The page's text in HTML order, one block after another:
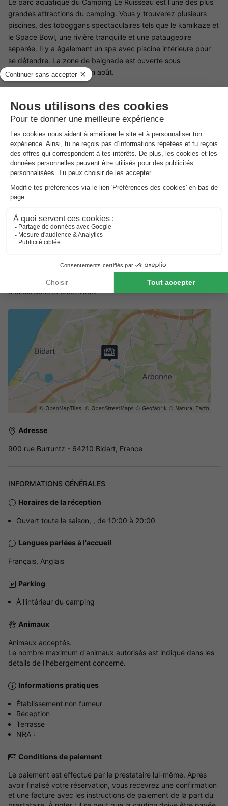
grandes attractions du camping. Vous y trouverez plusieurs
piscines, des toboggans spectaculaires tels que le kamikaze et
le Space Bowl, une rivière tranquille et une pataugeoire
séparée. Il y a également un spa avec piscine intérieure pour
se détendre. La zone de baignade est ouverte sous
surveillance en juillet et en août.
Le camping Le Ruisseau dispose d'un restaurant proposant des
les mois d'été, le bar de la piscine propose des boissons et des
snacks. Il y a aussi un mini-marché avec une boulangerie où
vous pouvez obtenir des produits frais tous les jours.
Les environs du Camping Le Ruisseau
amateurs de plage et les vacanciers actifs. Vous pouvez
rejoindre l'océan et les plages de Bidart par une piste cyclable
verte d'environ 3 kilomètres. Biarritz est également à courte
région est connue pour le surf, les belles plages et l'authenticité
du Pays basque, ce qui offre de nombreuses possibilités
d'excursions et d'activités.
Adresse
900 rue Burruntz - 64210 Bidart, France
INFORMATIONS GÉNÉRALES
Horaires de la réception
Ouvert toute la saison, , de 10:00 à 20:00
Langues parlées à l'accueil
Français, Anglais
Parking
À l'intérieur du camping
Animaux
Animaux acceptés.
Le nombre maximum d'animaux autorisés est indiqué dans les
détails de l'hébergement concerné.
Informations pratiques
Établissement non fumeur
Réception
Terrasse
NRA :
Conditions de paiement
Le paiement est effectué par le prestataire lui-même. Après
avoir finalisé votre réservation, vous recevrez une confirmation
et une facture avec les instructions de paiement de la part du